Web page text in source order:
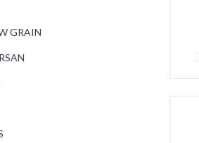
GRAIN